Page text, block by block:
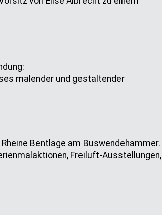
malender und gestaltender
Bentlage am Buswendehammer.
Freiluft-Ausstellungen,